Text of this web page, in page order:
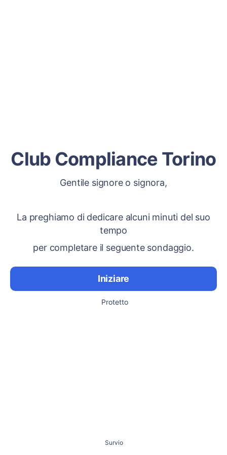
Club Compliance Torino
Gentile signore o signora,
La preghiamo di dedicare alcuni minuti del suo
tempo
per completare il seguente sondaggio.
Iniziare
Protetto
Survio